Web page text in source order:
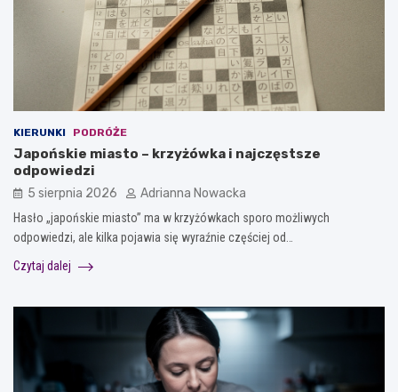
KIERUNKI PODRÓŻE
Japońskie miasto – krzyżówka i najczęstsze
odpowiedzi
5 sierpnia 2026 Adrianna Nowacka
Hasło „japońskie miasto” ma w krzyżówkach sporo możliwych
odpowiedzi, ale kilka pojawia się wyraźnie częściej od…
Czytaj dalej